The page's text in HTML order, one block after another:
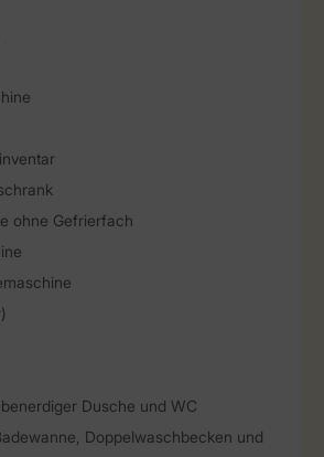
ohne Gefrierfach
Dusche und WC
Doppelwaschbecken und